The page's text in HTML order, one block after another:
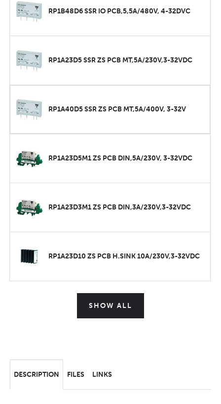
RP1B48D6 SSR IO PCB,5,5A/480V, 4-32DVC
RP1A23D5 SSR ZS PCB MT,5A/230V,3-32VDC
RP1A40D5 SSR ZS PCB MT,5A/400V, 3-32V
RP1A23D5M1 ZS PCB DIN,5A/230V, 3-32VDC
RP1A23D3M1 ZS PCB DIN,3A/230V,3-32VDC
RP1A23D10 ZS PCB H.SINK 10A/230V,3-32VDC
SHOW ALL
DESCRIPTION FILES LINKS